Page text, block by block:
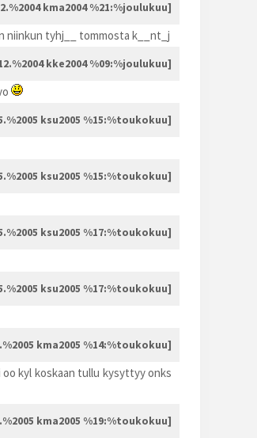
kma2004 %21:%joulukuu]
niinkun tyhj__ tommosta k__nt_j
kke2004 %09:%joulukuu]
ksu2005 %15:%toukokuu]
ksu2005 %15:%toukokuu]
ksu2005 %17:%toukokuu]
ksu2005 %17:%toukokuu]
kma2005 %14:%toukokuu]
oo kyl koskaan tullu kysyttyy onks
kma2005 %19:%toukokuu]